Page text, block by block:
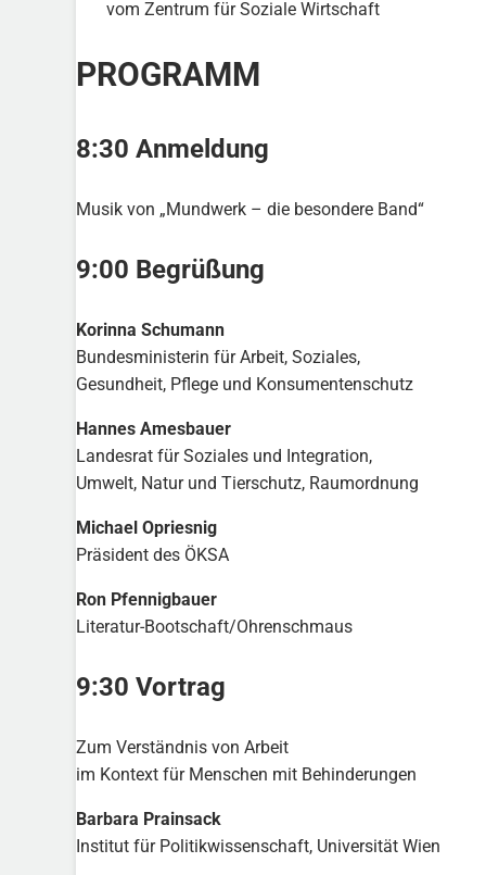
vom Zentrum für Soziale Wirtschaft
PROGRAMM
8:30 Anmeldung
Musik von „Mundwerk – die besondere Band“
9:00 Begrüßung
Korinna Schumann
Bundesministerin für Arbeit, Soziales,
Gesundheit, Pflege und Konsumentenschutz
Hannes Amesbauer
Landesrat für Soziales und Integration,
Umwelt, Natur und Tierschutz, Raumordnung
Michael Opriesnig
Präsident des ÖKSA
Ron Pfennigbauer
Literatur-Bootschaft/Ohrenschmaus
9:30 Vortrag
Zum Verständnis von Arbeit
im Kontext für Menschen mit Behinderungen
Barbara Prainsack
Institut für Politikwissenschaft, Universität Wien